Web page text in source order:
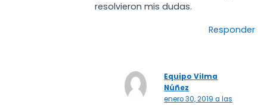
resolvieron mis dudas.
Responder
Equipo Vilma
Núñez
enero 30, 2019 a las